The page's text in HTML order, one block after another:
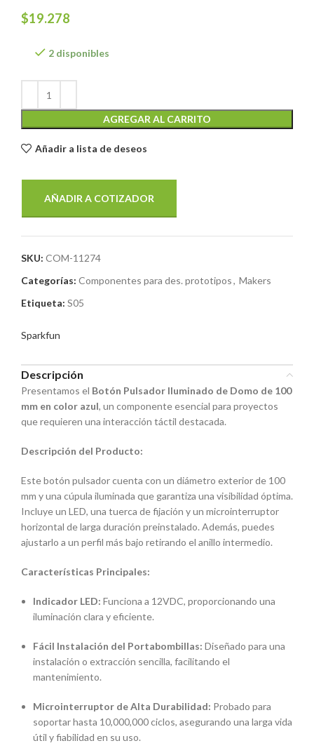
$19.278
2 disponibles
AGREGAR AL CARRITO
Añadir a lista de deseos
AÑADIR A COTIZADOR
SKU: COM-11274
Categorías: Componentes para des. prototipos, Makers
Etiqueta: S05
Sparkfun
Descripción
Presentamos el Botón Pulsador Iluminado de Domo de 100
mm en color azul, un componente esencial para proyectos
que requieren una interacción táctil destacada.
Descripción del Producto:
Este botón pulsador cuenta con un diámetro exterior de 100
mm y una cúpula iluminada que garantiza una visibilidad óptima.
Incluye un LED, una tuerca de fijación y un microinterruptor
horizontal de larga duración preinstalado. Además, puedes
ajustarlo a un perfil más bajo retirando el anillo intermedio.
Características Principales:
Indicador LED: Funciona a 12VDC, proporcionando una
iluminación clara y eficiente.
Fácil Instalación del Portabombillas: Diseñado para una
instalación o extracción sencilla, facilitando el
mantenimiento.
Microinterruptor de Alta Durabilidad: Probado para
soportar hasta 10,000,000 ciclos, asegurando una larga vida
útil y fiabilidad en su uso.